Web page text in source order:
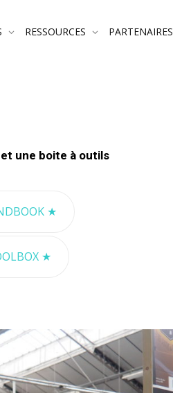
RESSOURCES PARTENAIRES
une boite à outils
★
★